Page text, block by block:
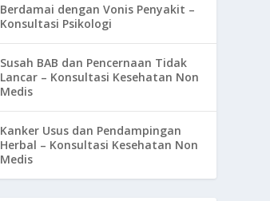
Berdamai dengan Vonis Penyakit –
Konsultasi Psikologi
Susah BAB dan Pencernaan Tidak
Lancar – Konsultasi Kesehatan Non
Medis
Kanker Usus dan Pendampingan
Herbal – Konsultasi Kesehatan Non
Medis